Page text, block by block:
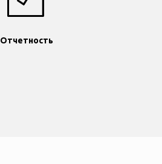
Отчетность